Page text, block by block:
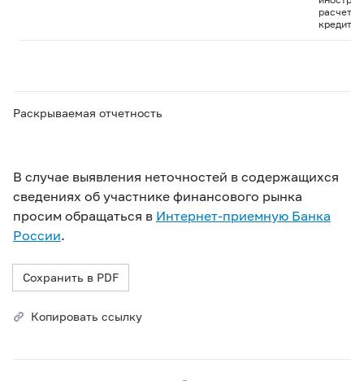
Раскрываемая отчетность
В случае выявления неточностей в содержащихся
сведениях об участнике финансового рынка
просим обращаться в Интернет-приемную Банка
России.
Сохранить в PDF
Копировать ссылку